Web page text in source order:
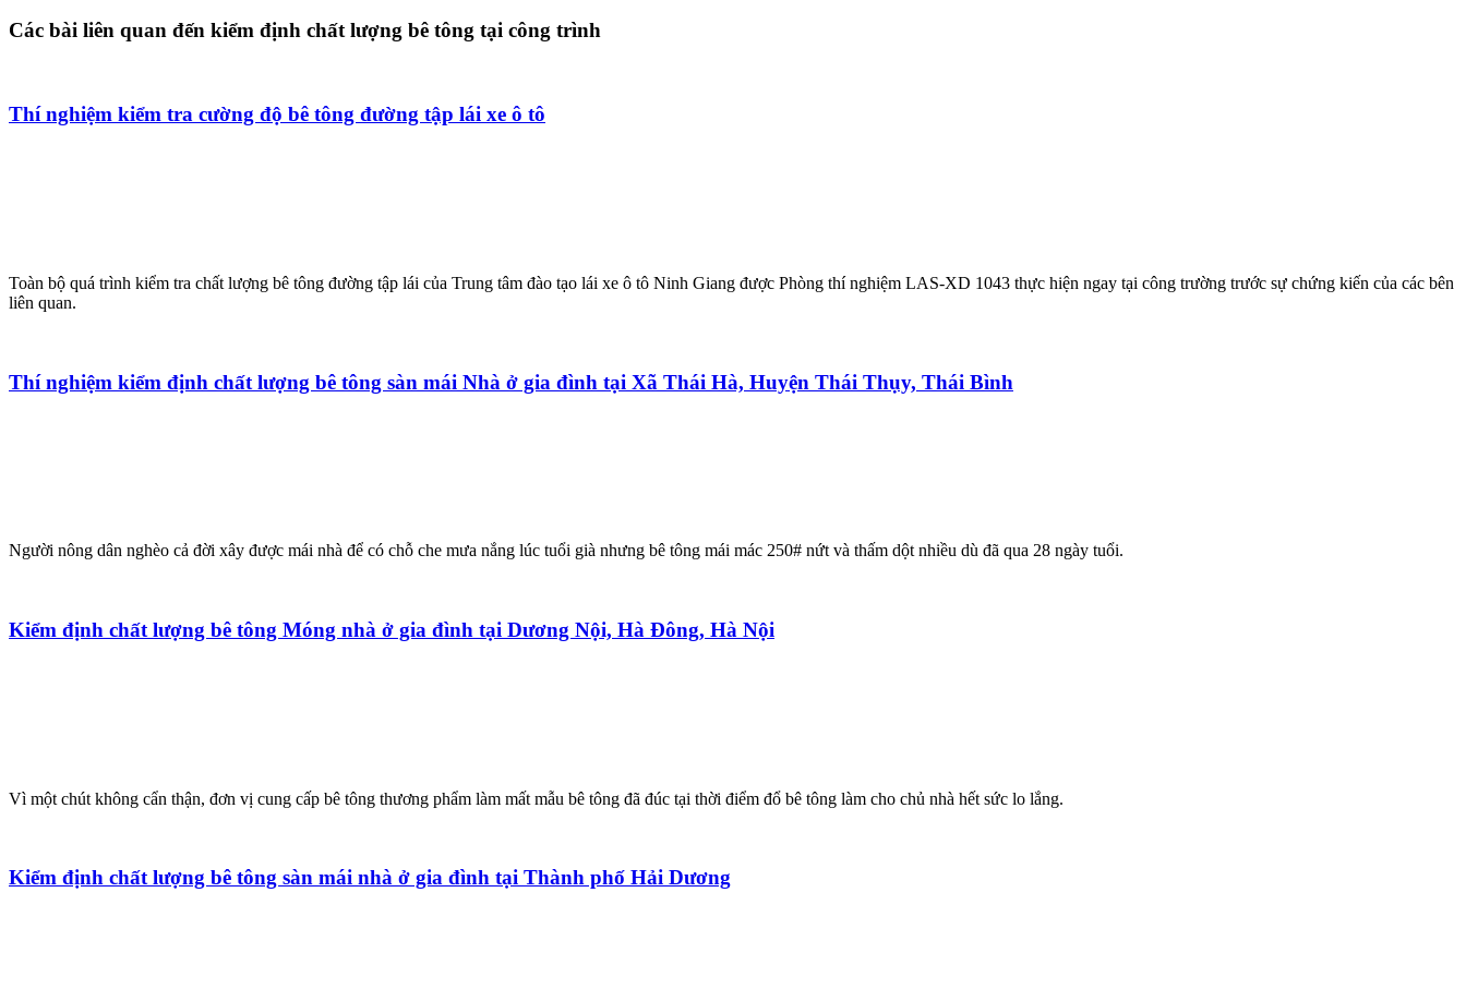
Các bài liên quan đến kiểm định chất lượng bê tông tại công trình
Thí nghiệm kiểm tra cường độ bê tông đường tập lái xe ô tô
Toàn bộ quá trình kiểm tra chất lượng bê tông đường tập lái của Trung tâm đào tạo lái xe ô tô Ninh Giang được Phòng thí nghiệm LAS-XD 1043 thực hiện ngay tại công trường trước sự chứng kiến của các bên
liên quan.
Thí nghiệm kiểm định chất lượng bê tông sàn mái Nhà ở gia đình tại Xã Thái Hà, Huyện Thái Thụy, Thái Bình
Người nông dân nghèo cả đời xây được mái nhà để có chỗ che mưa nắng lúc tuổi già nhưng bê tông mái mác 250# nứt và thấm dột nhiều dù đã qua 28 ngày tuổi.
Kiểm định chất lượng bê tông Móng nhà ở gia đình tại Dương Nội, Hà Đông, Hà Nội
Vì một chút không cẩn thận, đơn vị cung cấp bê tông thương phẩm làm mất mẫu bê tông đã đúc tại thời điểm đổ bê tông làm cho chủ nhà hết sức lo lắng.
Kiểm định chất lượng bê tông sàn mái nhà ở gia đình tại Thành phố Hải Dương